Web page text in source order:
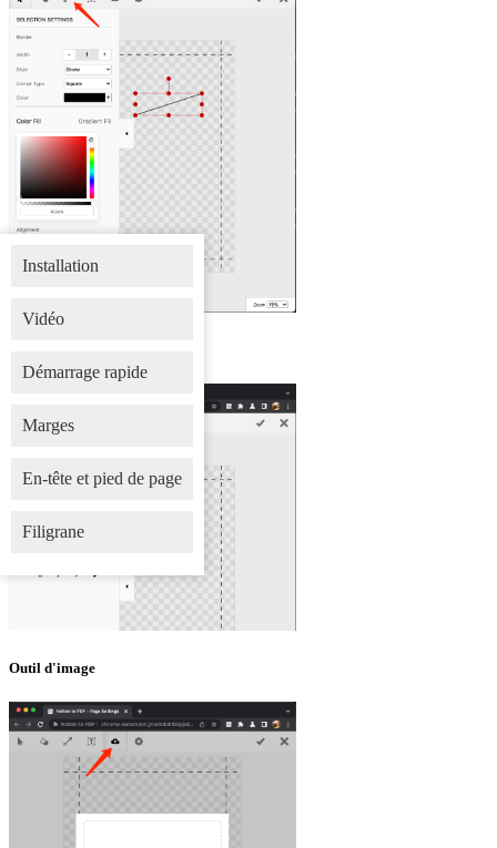
Outil d'image
Installation
Vidéo
Démarrage rapide
Marges
En-tête et pied de page
Filigrane